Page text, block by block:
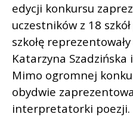
edycji konkursu
uczestników z 18
szkołę
Katarzyna
Mimo ogromnej
obydwie
interpretatorki poezji.